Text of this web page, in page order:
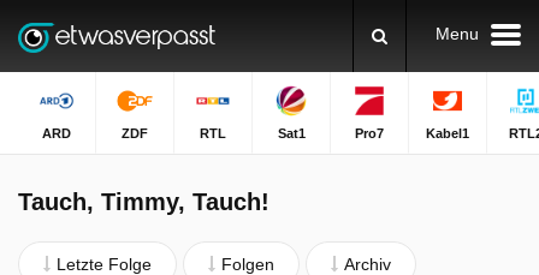
Menu
ARD ZDF RTL Sat1 Pro7 Kabel1
Tauch, Timmy, Tauch!
Letzte Folge Folgen Archiv